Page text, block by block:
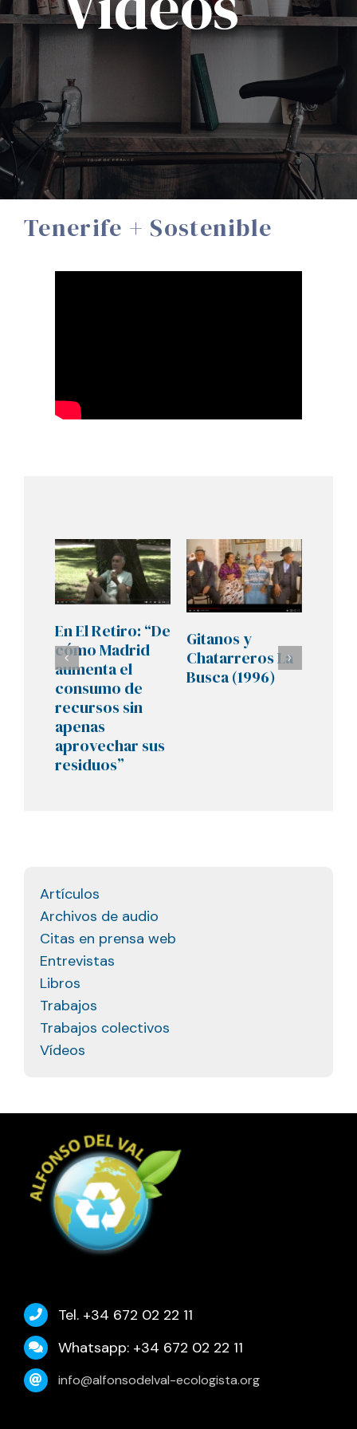
Tenerife + Sostenible
En El Retiro: “De
cómo Madrid
aumenta el
consumo de
recursos sin
apenas
aprovechar sus
residuos”
Gitanos y
Chatarreros La
Busca (1996)
Artículos
Archivos de audio
Citas en prensa web
Entrevistas
Libros
Trabajos
Trabajos colectivos
Vídeos
Tel. +34 672 02 22 11
Whatsapp: +34 672 02 22 11
info@alfonsodelval-ecologista.org